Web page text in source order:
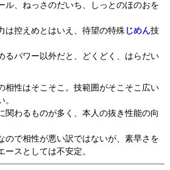
ル、ねっさのだいち、しっとのほのおを
は控えめとはいえ、待望の特殊 じめん技
るパワー以外だと、どくどく、はらだい
相性はそこそこ。技範囲がそこそこ広い
。
関わるものが多く、本人の抜き性能の向
ので相性が悪い訳ではないが、素早さを
スとしては不安定。